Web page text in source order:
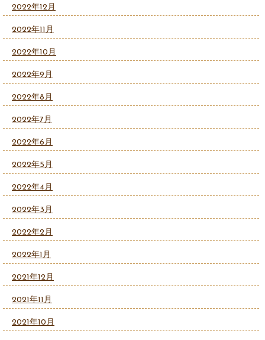
2022年12月
2022年11月
2022年10月
2022年9月
2022年8月
2022年7月
2022年6月
2022年5月
2022年4月
2022年3月
2022年2月
2022年1月
2021年12月
2021年11月
2021年10月